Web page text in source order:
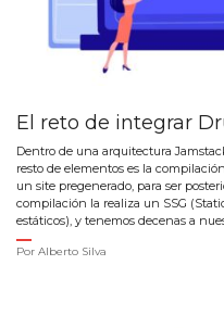
El reto de integrar
Dentro de una arquitectura
resto de elementos es la
un site pregenerado, para ser
compilación la realiza un SSG
estáticos), y tenemos decenas a
Por Alberto Silva